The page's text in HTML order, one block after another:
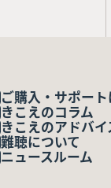
ご購入・サポー
きこえのコラム
きこえのアドバイ
難聴について
ニュースルーム